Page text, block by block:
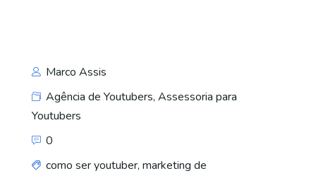
Marco Assis
Agência de Youtubers, Assessoria para
Youtubers
0
como ser youtuber, marketing de